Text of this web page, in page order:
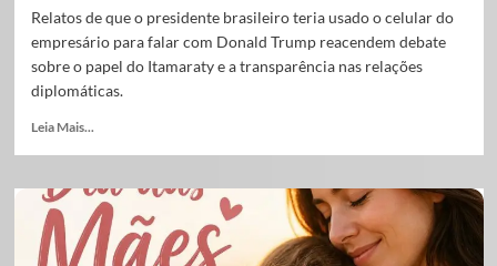
Relatos de que o presidente brasileiro teria usado o celular do
empresário para falar com Donald Trump reacendem debate
sobre o papel do Itamaraty e a transparência nas relações
diplomáticas.
Leia Mais...